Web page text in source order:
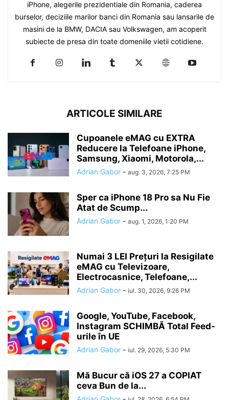
iPhone, alegerile prezidentiale din Romania, caderea
burselor, deciziile marilor banci din Romania sau lansarile de
masini de la BMW, DACIA sau Volkswagen, am acoperit
subiecte de presa din toate domeniile vietii cotidiene.
ARTICOLE SIMILARE
Cupoanele eMAG cu EXTRA
Reducere la Telefoane iPhone,
Samsung, Xiaomi, Motorola,...
Adrian Gabor - aug. 3, 2026, 7:25 PM
Sper ca iPhone 18 Pro sa Nu Fie
Atat de Scump...
Adrian Gabor - aug. 1, 2026, 1:20 PM
Numai 3 LEI Prețuri la Resigilate
eMAG cu Televizoare,
Electrocasnice, Telefoane,...
Adrian Gabor - iul. 30, 2026, 9:26 PM
Google, YouTube, Facebook,
Instagram SCHIMBĂ Total Feed-
urile în UE
Adrian Gabor - iul. 29, 2026, 5:30 PM
Mă Bucur că iOS 27 a COPIAT
ceva Bun de la...